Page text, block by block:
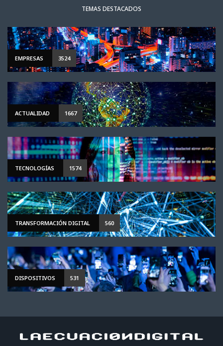
TEMAS DESTACADOS
EMPRESAS 3524
ACTUALIDAD 1667
TECNOLOGÍAS 1574
TRANSFORMACIÓN DIGITAL 560
DISPOSITIVOS 531